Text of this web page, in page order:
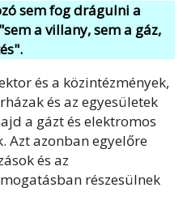
sem fog drágulni a
a villany, sem a gáz,
és a közintézmények,
és az egyesületek
a gázt és elektromos
Azt azonban egyelőre
és az
részesülnek